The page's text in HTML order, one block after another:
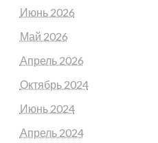
Июнь 2026
Май 2026
Апрель 2026
Октябрь 2024
Июнь 2024
Апрель 2024